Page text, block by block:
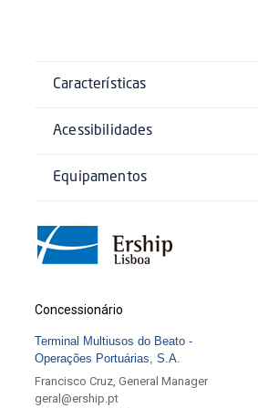
Características
Acessibilidades
Equipamentos
Concessionário
Terminal Multiusos do Beato -
Operações Portuárias, S.A.
Francisco Cruz, General Manager
geral@ership.pt